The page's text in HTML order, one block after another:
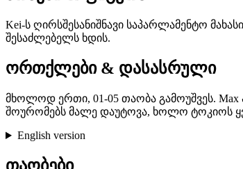
Kei-ს ღირსშესანიშნავი საპარლამენტო
შესაძლებელს ხდის.
ორთქლები & დასასრული
მხოლოდ ერთი, 01-05 თაობა გამოუშვეს.
შოურომებს მალე დაუტოვა, ხოლო ტოკიოს
English version